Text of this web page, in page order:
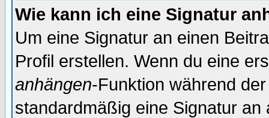
Wie kann ich eine Signatur
Um eine Signatur an einen
Profil erstellen. Wenn du eine
anhängen-Funktion während
standardmäßig eine Signatur